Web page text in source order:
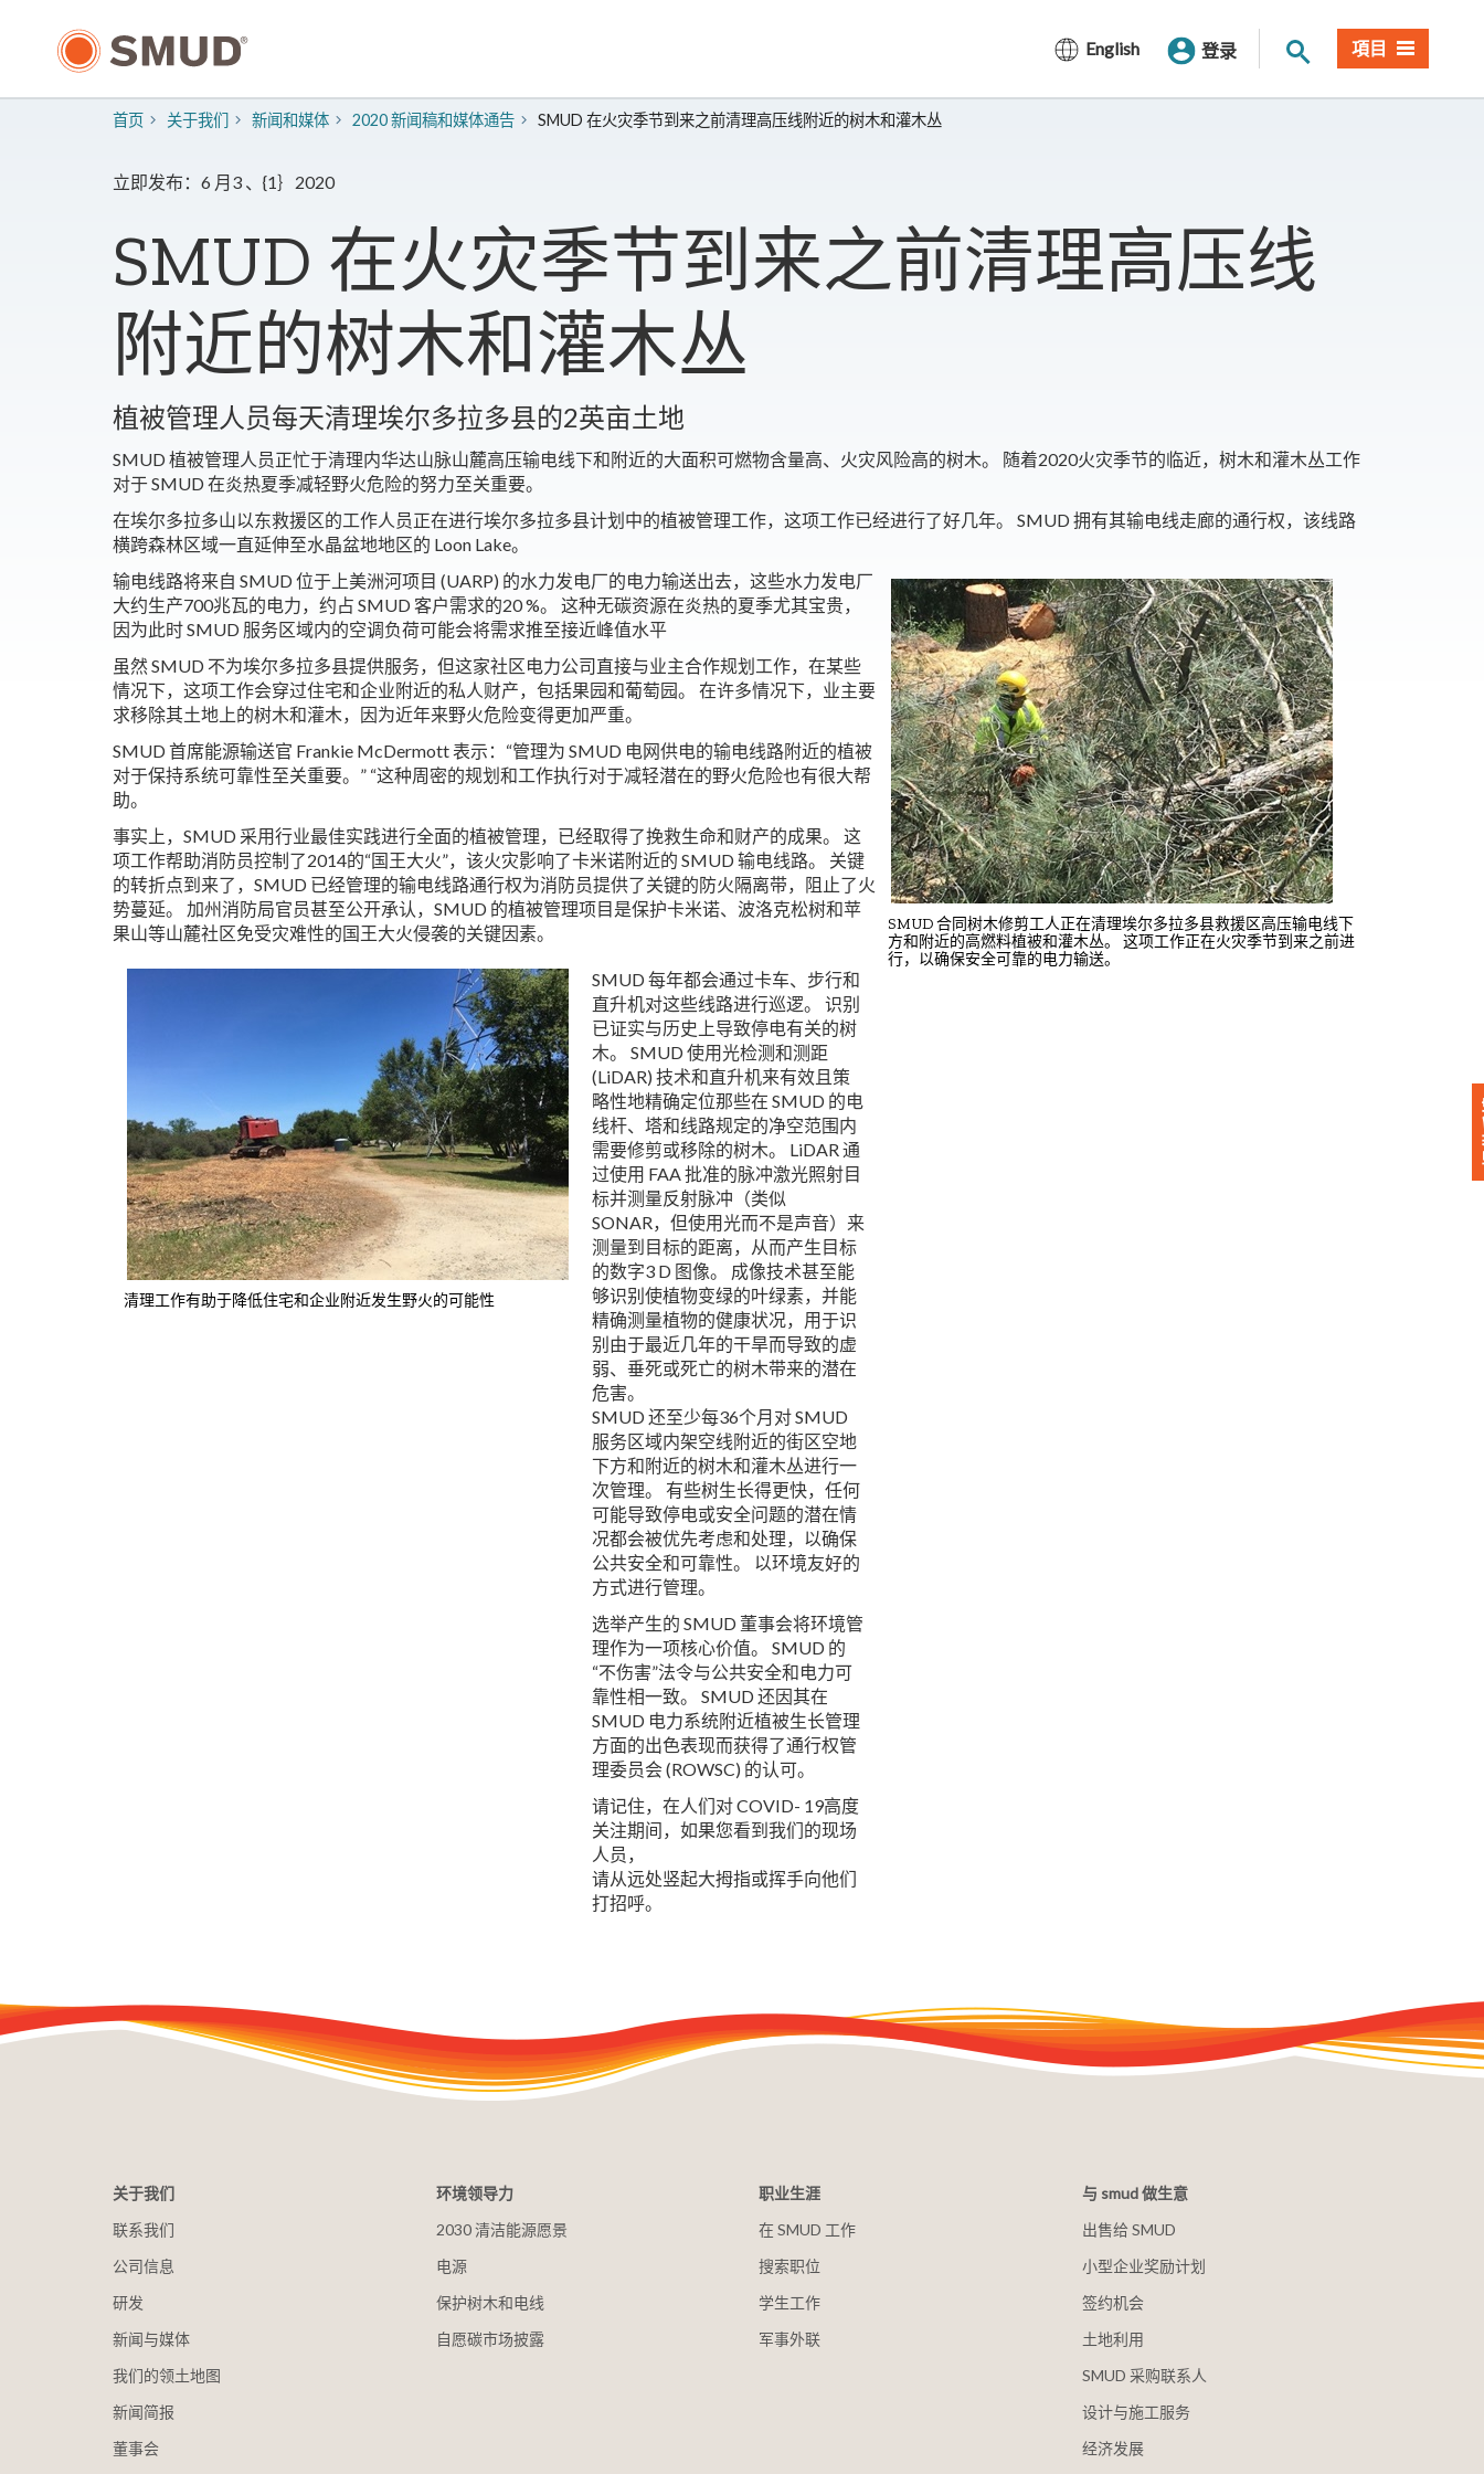
English 登录 网站搜索項目
首页 关于我们 新闻和媒体 2020 新闻稿和媒体通告 SMUD 在火灾季节到来之前清理高压线附近的树木和灌木丛
立即发布：6 月3 、{1｝2020
SMUD 在火灾季节到来之前清理高压线
附近的树木和灌木丛
植被管理人员每天清理埃尔多拉多县的2英亩土地
SMUD 植被管理人员正忙于清理内华达山脉山麓高压输电线下和附近的大面积可燃物含量高、火灾风险高的树木。 随着2020火灾季节的临近，树木和灌木丛工作
对于 SMUD 在炎热夏季减轻野火危险的努力至关重要。
在埃尔多拉多山以东救援区的工作人员正在进行埃尔多拉多县计划中的植被管理工作，这项工作已经进行了好几年。 SMUD 拥有其输电线走廊的通行权，该线路
横跨森林区域一直延伸至水晶盆地地区的 Loon Lake。
SMUD 合同树木修剪工人正在清理埃尔多拉多县救援区高压输电线下
方和附近的高燃料植被和灌木丛。 这项工作正在火灾季节到来之前进
行，以确保安全可靠的电力输送。
输电线路将来自 SMUD 位于上美洲河项目 (UARP) 的水力发电厂的电力输送出去，这些水力发电厂
大约生产700兆瓦的电力，约占 SMUD 客户需求的20 %。 这种无碳资源在炎热的夏季尤其宝贵，
因为此时 SMUD 服务区域内的空调负荷可能会将需求推至接近峰值水平
虽然 SMUD 不为埃尔多拉多县提供服务，但这家社区电力公司直接与业主合作规划工作，在某些
情况下，这项工作会穿过住宅和企业附近的私人财产，包括果园和葡萄园。 在许多情况下，业主要
求移除其土地上的树木和灌木，因为近年来野火危险变得更加严重。
SMUD 首席能源输送官 Frankie McDermott 表示：“管理为 SMUD 电网供电的输电线路附近的植被
对于保持系统可靠性至关重要。” “这种周密的规划和工作执行对于减轻潜在的野火危险也有很大帮
助。
事实上，SMUD 采用行业最佳实践进行全面的植被管理，已经取得了挽救生命和财产的成果。 这
项工作帮助消防员控制了2014的“国王大火”，该火灾影响了卡米诺附近的 SMUD 输电线路。 关键
的转折点到来了，SMUD 已经管理的输电线路通行权为消防员提供了关键的防火隔离带，阻止了火
势蔓延。 加州消防局官员甚至公开承认，SMUD 的植被管理项目是保护卡米诺、波洛克松树和苹
果山等山麓社区免受灾难性的国王大火侵袭的关键因素。
清理工作有助于降低住宅和企业附近发生野火的可能性
SMUD 每年都会通过卡车、步行和
直升机对这些线路进行巡逻。 识别
已证实与历史上导致停电有关的树
木。 SMUD 使用光检测和测距
(LiDAR) 技术和直升机来有效且策
略性地精确定位那些在 SMUD 的电
线杆、塔和线路规定的净空范围内
需要修剪或移除的树木。 LiDAR 通
过使用 FAA 批准的脉冲激光照射目
标并测量反射脉冲（类似
SONAR，但使用光而不是声音）来
测量到目标的距离，从而产生目标
的数字3 D 图像。 成像技术甚至能
够识别使植物变绿的叶绿素，并能
精确测量植物的健康状况，用于识
别由于最近几年的干旱而导致的虚
弱、垂死或死亡的树木带来的潜在
危害。
SMUD 还至少每36个月对 SMUD
服务区域内架空线附近的街区空地
下方和附近的树木和灌木丛进行一
次管理。 有些树生长得更快，任何
可能导致停电或安全问题的潜在情
况都会被优先考虑和处理，以确保
公共安全和可靠性。 以环境友好的
方式进行管理。
选举产生的 SMUD 董事会将环境管
理作为一项核心价值。 SMUD 的
“不伤害”法令与公共安全和电力可
靠性相一致。 SMUD 还因其在
SMUD 电力系统附近植被生长管理
方面的出色表现而获得了通行权管
理委员会 (ROWSC) 的认可。
请记住，在人们对 COVID- 19高度
关注期间，如果您看到我们的现场
人员，
请从远处竖起大拇指或挥手向他们
打招呼。
关于我们
联系我们
公司信息
研发
新闻与媒体
我们的领土地图
新闻简报
董事会
环境领导力
2030 清洁能源愿景
电源
保护树木和电线
自愿碳市场披露
职业生涯
在 SMUD 工作
搜索职位
学生工作
军事外联
与 smud 做生意
出售给 SMUD
小型企业奖励计划
签约机会
土地利用
SMUD 采购联系人
设计与施工服务
经济发展